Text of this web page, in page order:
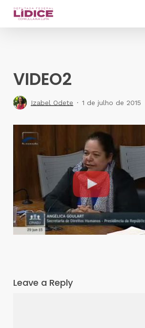
Skip
VIDEO2
Izabel Odete 1 de julho de 2015
Leave a Reply